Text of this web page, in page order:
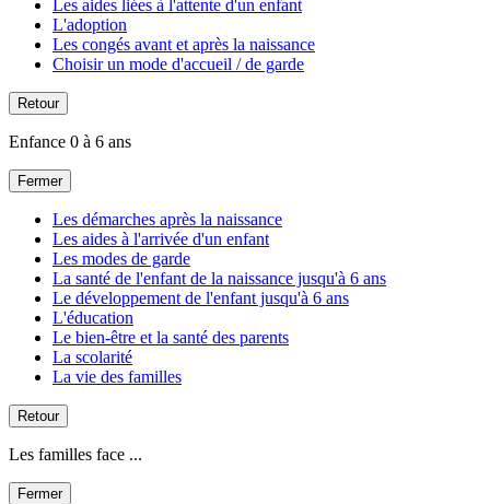
Les aides liées à l'attente d'un enfant
L'adoption
Les congés avant et après la naissance
Choisir un mode d'accueil / de garde
Retour
Enfance 0 à 6 ans
Fermer
Les démarches après la naissance
Les aides à l'arrivée d'un enfant
Les modes de garde
La santé de l'enfant de la naissance jusqu'à 6 ans
Le développement de l'enfant jusqu'à 6 ans
L'éducation
Le bien-être et la santé des parents
La scolarité
La vie des familles
Retour
Les familles face ...
Fermer